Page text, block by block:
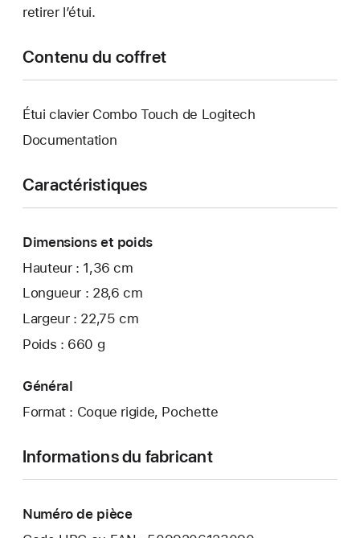
retirer l’étui.
Contenu du coffret
Étui clavier Combo Touch de Logitech
Documentation
Caractéristiques
Dimensions et poids
Hauteur : 1,36 cm
Longueur : 28,6 cm
Largeur : 22,75 cm
Poids : 660 g
Général
Format : Coque rigide, Pochette
Informations du fabricant
Numéro de pièce